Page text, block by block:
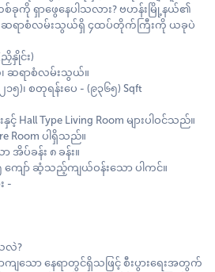
ခုကို ရှာဖွေနေပါသလား? ဗဟန်းမြို့နယ်၏
ဆရာစံလမ်းသွယ်ရှိ ၄ထပ်တိုက်ကြီးကို ယခုပဲ
ညှိနှိုင်း)
၊ ဆရာစံလမ်းသွယ်။
)၊ စတုရန်းပေ - (၉၃၆၅) Sqft
Hall Type Living Room များပါဝင်သည်။
Room ပါရှိသည်။
ပ်ခန်း ၈ ခန်း။
ကျော် ဆံ့သည့်ကျယ်ဝန်းသော ပါကင်။
-
လဲ?
ျသော နေရာတွင်ရှိသဖြင့် စီးပွားရေးအတွက်